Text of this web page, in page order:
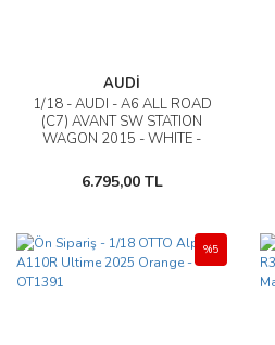
AUDİ
1/18 - AUDI - A6 ALL ROAD
(C7) AVANT SW STATION
WAGON 2015 - WHITE -
6.795,00 TL
%5